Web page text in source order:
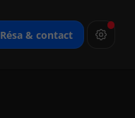
Résa & contact